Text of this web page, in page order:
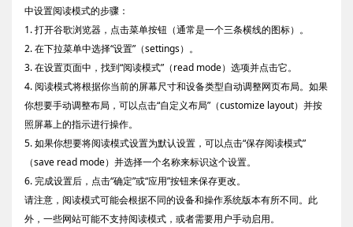
中设置阅读模式的步骤：
1. 打开谷歌浏览器，点击菜单按钮（通常是一个三条横线的图标）。
2. 在下拉菜单中选择“设置”（settings）。
3. 在设置页面中，找到“阅读模式”（read mode）选项并点击它。
4. 阅读模式将根据你当前的屏幕尺寸和设备类型自动调整网页布局。如果
你想要手动调整布局，可以点击“自定义布局”（customize layout）并按
照屏幕上的指示进行操作。
5. 如果你想要将阅读模式设置为默认设置，可以点击“保存阅读模式”
（save read mode）并选择一个名称来标识这个设置。
6. 完成设置后，点击“确定”或“应用”按钮来保存更改。
请注意，阅读模式可能会根据不同的设备和操作系统版本有所不同。此
外，一些网站可能不支持阅读模式，或者需要用户手动启用。